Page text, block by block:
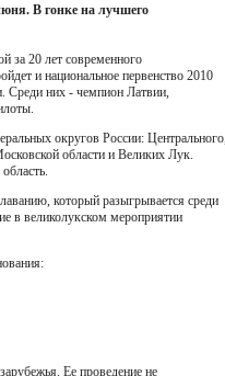
В гонке на лучшего
за 20 лет современного
и национальное первенство 2010
Среди них - чемпион Латвии,
округов России: Центрального,
области и Великих Лук.
который разыгрывается среди
в великолукском мероприятии
Ее проведение не